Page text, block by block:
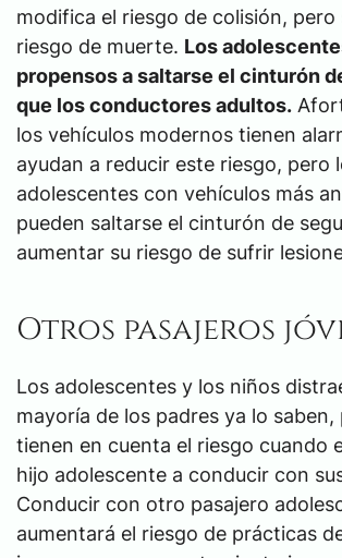
modifica el riesgo de colisión, pero
riesgo de muerte. Los
propensos a saltarse el cinturón
que los conductores adultos.
los vehículos modernos tienen
ayudan a reducir este riesgo, pero
adolescentes con vehículos más
pueden saltarse el cinturón de
aumentar su riesgo de sufrir
Otros pasajeros
Los adolescentes y los niños
mayoría de los padres ya lo saben,
tienen en cuenta el riesgo cuando
hijo adolescente a conducir con
Conducir con otro pasajero
aumentará el riesgo de prácticas